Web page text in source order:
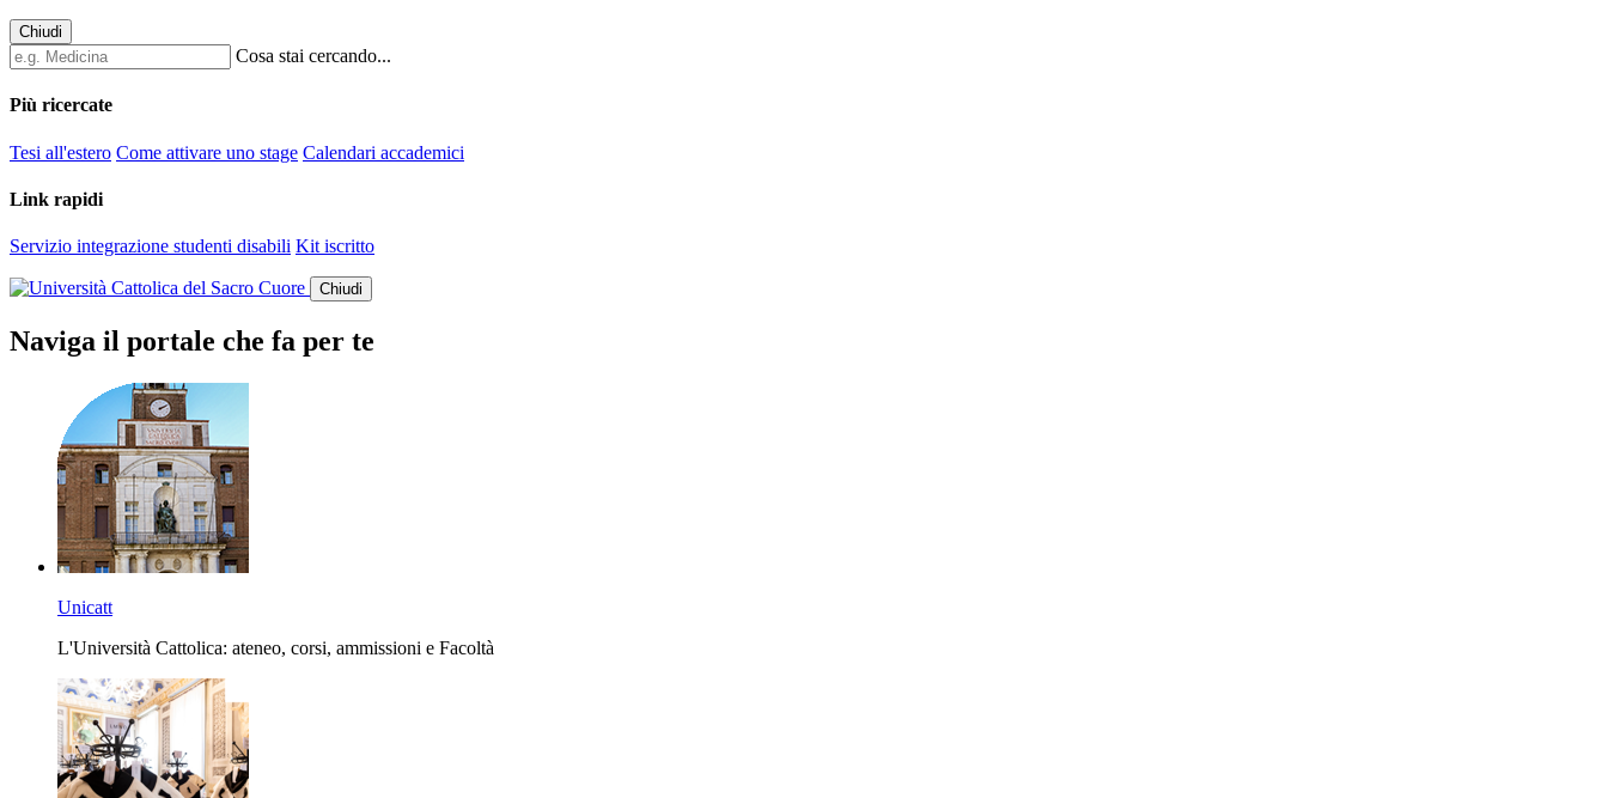
Chiudi
Cosa stai cercando...
Più ricercate
Tesi all'estero Come attivare uno stage Calendari accademici
Link rapidi
Servizio integrazione studenti disabili Kit iscritto
Chiudi
Naviga il portale che fa per te
Unicatt
L'Università Cattolica: ateneo, corsi, ammissioni e Facoltà